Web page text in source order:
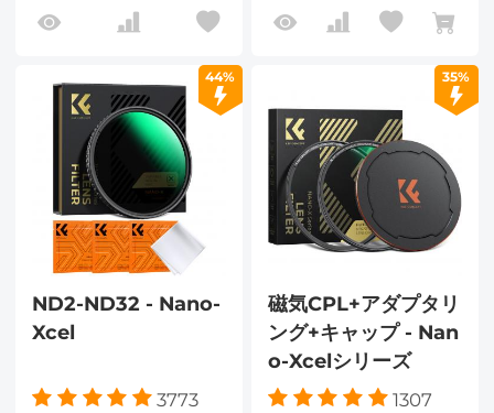
44%
ND2-ND32 - Nano-
Xcel
3773
35%
磁気CPL+アダプタリ
ング+キャップ - Nan
o-Xcelシリーズ
1307